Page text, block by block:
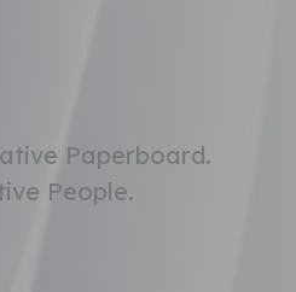
Paperboard.
People.